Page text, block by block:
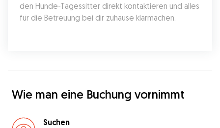
den Hunde-Tagessitter direkt kontaktieren und alles
für die Betreuung bei dir zuhause klarmachen.
Wie man eine Buchung vornimmt
Suchen